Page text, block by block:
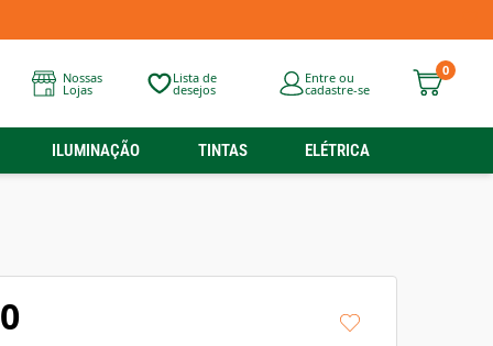
Nossas
Lojas
Lista de
desejos
Entre ou
cadastre-se
0
ILUMINAÇÃO TINTAS ELÉTRICA